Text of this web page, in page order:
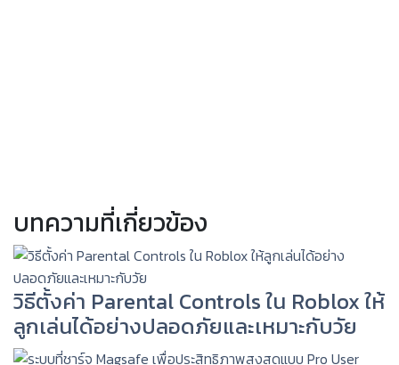
บทความที่เกี่ยวข้อง
วิธีตั้งค่า Parental Controls ใน Roblox ให้
ลูกเล่นได้อย่างปลอดภัยและเหมาะกับวัย